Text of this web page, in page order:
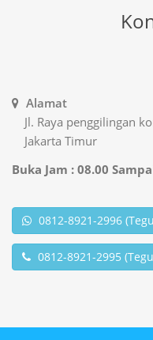
Alamat
Jl. Raya penggilingan
Jakarta Timur
Buka Jam : 08.00
0812-8921-2996
0812-8921-2995